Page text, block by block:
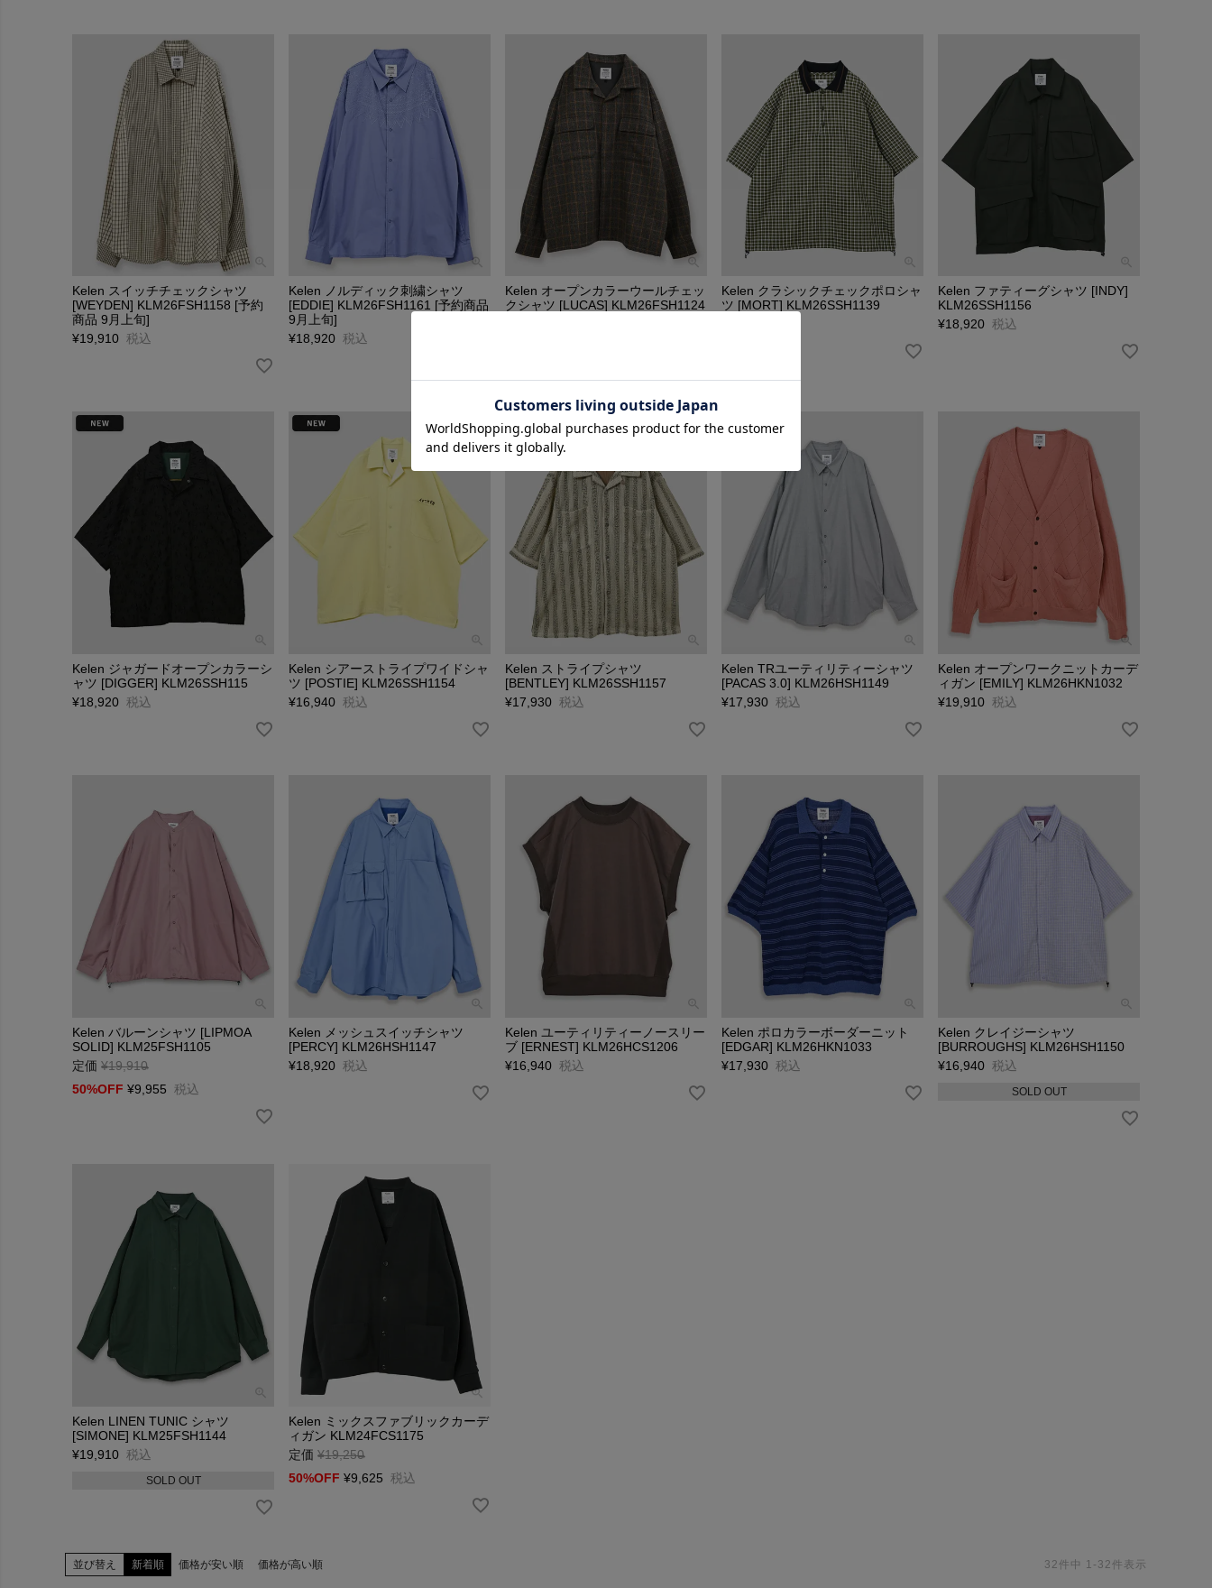
Kelen スイッチチェックシャツ
[WEYDEN] KLM26FSH1158 [予約
商品 9月上旬]
¥19,910 税込
Kelen ノルディック刺繍シャツ
[EDDIE] KLM26FSH1161 [予約商品
9月上旬]
¥18,920 税込
Kelen オープンカラーウールチェッ
クシャツ [LUCAS] KLM26FSH1124
Kelen クラシックチェックポロシャ
ツ [MORT] KLM26SSH1139
Kelen ファティーグシャツ [INDY]
KLM26SSH1156
¥18,920 税込
Kelen ジャガードオープンカラーシ
ャツ [DIGGER] KLM26SSH115
¥18,920 税込
Kelen シアーストライプワイドシャ
ツ [POSTIE] KLM26SSH1154
¥16,940 税込
Kelen ストライプシャツ
[BENTLEY] KLM26SSH1157
¥17,930 税込
Kelen TRユーティリティーシャツ
[PACAS 3.0] KLM26HSH1149
¥17,930 税込
Kelen オープンワークニットカーデ
ィガン [EMILY] KLM26HKN1032
¥19,910 税込
Kelen バルーンシャツ [LIPMOA
SOLID] KLM25FSH1105
定価 ¥19,910
→
50%OFF ¥9,955 税込
Kelen メッシュスイッチシャツ
[PERCY] KLM26HSH1147
¥18,920 税込
Kelen ユーティリティーノースリー
ブ [ERNEST] KLM26HCS1206
¥16,940 税込
Kelen ポロカラーボーダーニット
[EDGAR] KLM26HKN1033
¥17,930 税込
Kelen クレイジーシャツ
[BURROUGHS] KLM26HSH1150
¥16,940 税込
SOLD OUT
Kelen LINEN TUNIC シャツ
[SIMONE] KLM25FSH1144
¥19,910 税込
SOLD OUT
Kelen ミックスファブリックカーデ
ィガン KLM24FCS1175
定価 ¥19,250
→
50%OFF ¥9,625 税込
並び替え 新着順 価格が安い順 価格が高い順 32件中 1 - 32件表示